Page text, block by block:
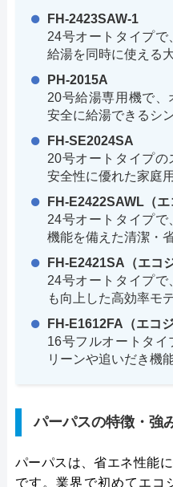
FH-2423SAW-1
24号オートタイプ
給湯を同時に使える
PH-2015A
20号給湯専用機で、
安全に給湯できるシ
FH-SE2024SA
20号オートタイプの
安全性に優れた家庭
FH-E2422SAWL（エ
24号オートタイプ
機能を備えた清潔・
FH-E2421SA（エコ
24号オートタイプ
も向上した高効率モデ
FH-E1612FA（エコ
16号フルオートタイ
リーンや追いだき機
パーパスの特徴・強
パーパスは、省エネ性能
です。業界で初めてエコ